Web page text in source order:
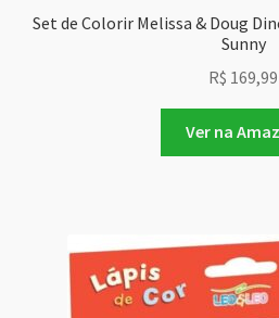
Set de Colorir Melissa & Doug
Sunny
R$ 169,99
Ver na